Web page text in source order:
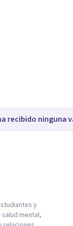
recibido ninguna
y
mental,